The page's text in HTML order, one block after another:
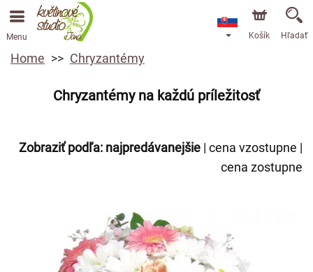
Menu Košík Hľadať
Home Chryzantémy
Chryzantémy na každú príležitosť
Zobraziť podľa: najpredávanejšie | cena vzostupne |
cena zostupne